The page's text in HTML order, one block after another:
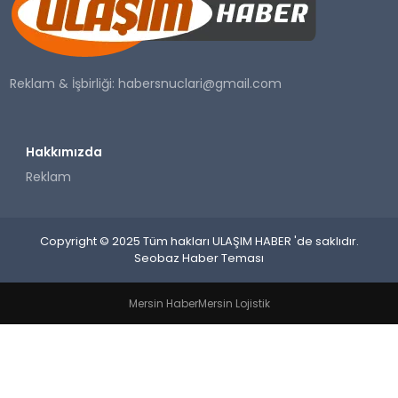
SAĞLIK
YAŞAM
Reklam & İşbirliği:habersnuclari@gmail.com
Hakkımızda
Reklam
Copyright © 2025 Tüm hakları ULAŞIM HABER 'de saklıdır.
Seobaz Haber Teması
Mersin HaberMersin Lojistik